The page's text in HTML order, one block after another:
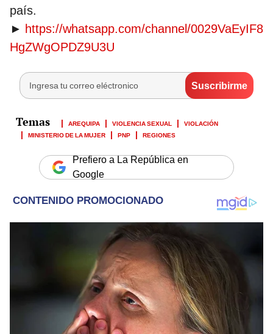
país.
► https://whatsapp.com/channel/0029VaEyIF8
HgZWgOPDZ9U3U
AREQUIPA VIOLENCIA SEXUAL
VIOLACIÓN
MINISTERIO DE LA MUJER
PNP REGIONES
Prefiero a La República en
Google